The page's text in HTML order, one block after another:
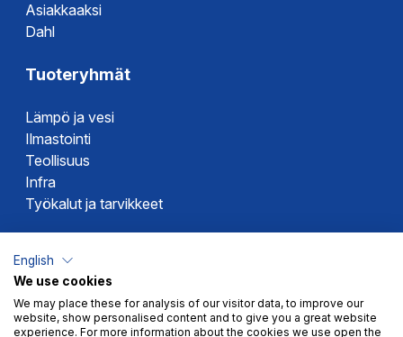
Asiakkaaksi
Dahl
Tuoteryhmät
Lämpö ja vesi
Ilmastointi
Teollisuus
Infra
Työkalut ja tarvikkeet
Altech
Alterna
Novipro
English
We use cookies
We may place these for analysis of our visitor data, to improve our
website, show personalised content and to give you a great website
experience. For more information about the cookies we use open the